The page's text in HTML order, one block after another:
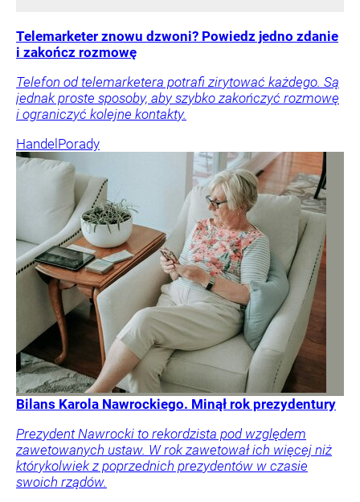
Telemarketer znowu dzwoni? Powiedz jedno zdanie
i zakończ rozmowę
Telefon od telemarketera potrafi zirytować każdego. Są
jednak proste sposoby, aby szybko zakończyć rozmowę
i ograniczyć kolejne kontakty.
HandelPorady
Bilans Karola Nawrockiego. Minął rok prezydentury
Prezydent Nawrocki to rekordzista pod względem
zawetowanych ustaw. W rok zawetował ich więcej niż
którykolwiek z poprzednich prezydentów w czasie
swoich rządów.